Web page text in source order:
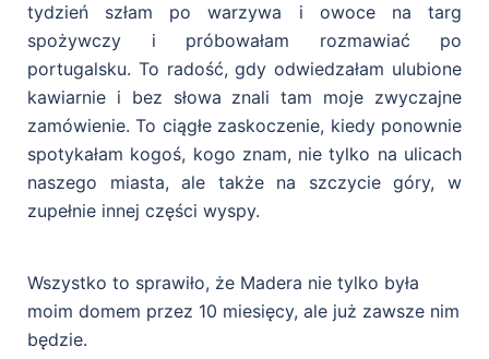
tydzień szłam po warzywa i owoce na targ
spożywczy i próbowałam rozmawiać po
portugalsku. To radość, gdy odwiedzałam ulubione
kawiarnie i bez słowa znali tam moje zwyczajne
zamówienie. To ciągłe zaskoczenie, kiedy ponownie
spotykałam kogoś, kogo znam, nie tylko na ulicach
naszego miasta, ale także na szczycie góry, w
zupełnie innej części wyspy.
Wszystko to sprawiło, że Madera nie tylko była
moim domem przez 10 miesięcy, ale już zawsze nim
będzie.